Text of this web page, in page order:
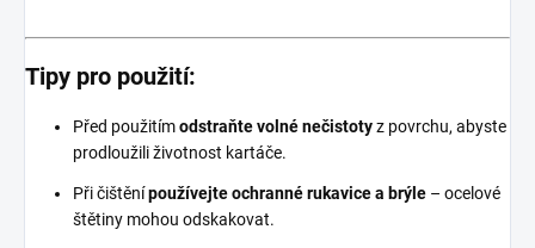
Tipy pro použití:
Před použitímodstraňte volné nečistotyz povrchu, abyste
prodloužili životnost kartáče.
Při čištěnípoužívejte ochranné rukavice a brýle – ocelové
štětiny mohou odskakovat.